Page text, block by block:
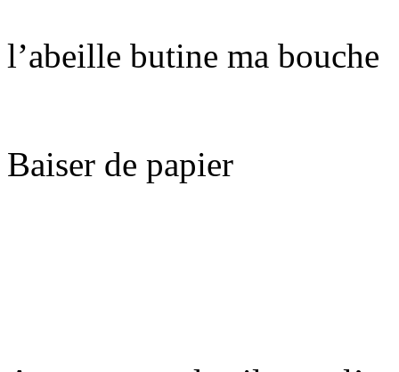
l’abeille butine ma bouche
Baiser de papier